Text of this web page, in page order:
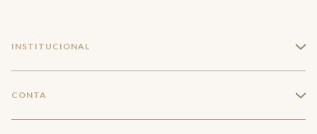
INSTITUCIONAL +
CONTA +